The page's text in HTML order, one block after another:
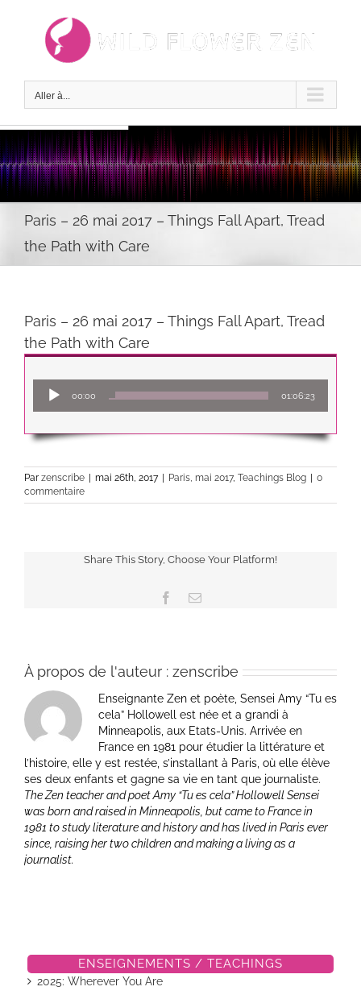
Aller à...
Paris – 26 mai 2017 – Things Fall Apart, Tread
the Path with Care
Paris – 26 mai 2017 – Things Fall Apart, Tread
the Path with Care
audio
00:00 01:06:23
Par zenscribe mai 26th, 2017 Paris, mai 2017, Teachings Blog
0
commentaire
Share This Story, Choose Your Platform!
Facebook
Email
À propos de l'auteur : zenscribe
Enseignante Zen et poète, Sensei Amy “Tu es
cela” Hollowell est née et a grandi à
Minneapolis, aux Etats-Unis. Arrivée en
France en 1981 pour étudier la littérature et
l’histoire, elle y est restée, s’installant à Paris, où elle élève
ses deux enfants et gagne sa vie en tant que journaliste.
The Zen teacher and poet Amy “Tu es cela” Hollowell Sensei
was born and raised in Minneapolis, but came to France in
1981 to study literature and history and has lived in Paris ever
since, raising her two children and making a living as a
journalist.
ENSEIGNEMENTS / TEACHINGS
2025: Wherever You Are